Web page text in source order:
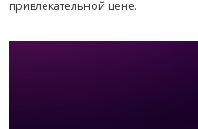
привлекательной цене.